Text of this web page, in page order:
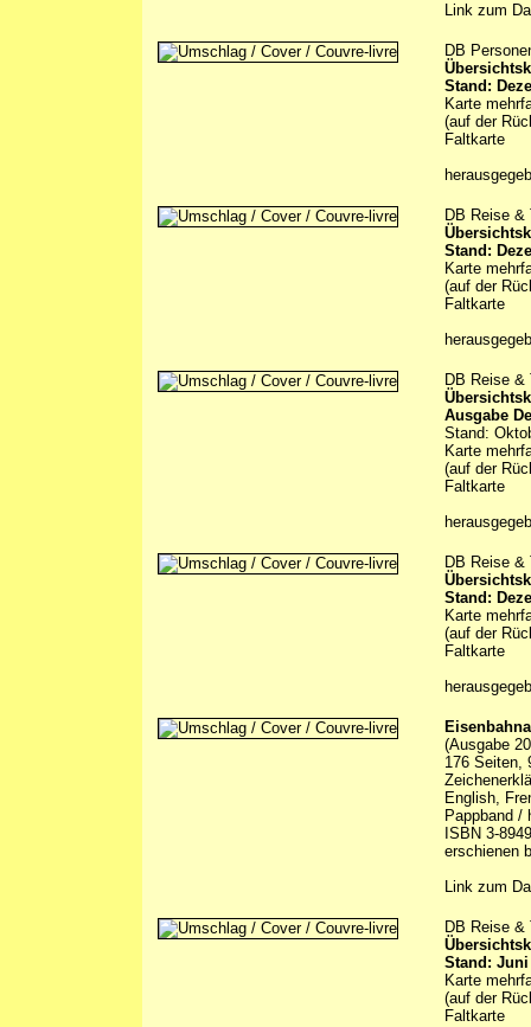
Link zum
DB
Stand:
Karte
(auf der
Faltkarte
DB Reise &
Stand:
Karte
(auf der
Faltkarte
DB Reise &
Ausgabe
Stand:
Karte
(auf der
Faltkarte
DB Reise &
Stand:
Karte
(auf der
Faltkarte
(Ausgabe
176 Seiten,
English,
Pappband /
ISBN 3-
erschienen
Link zum
DB Reise &
Stand: Juni
Karte
(auf der
Faltkarte